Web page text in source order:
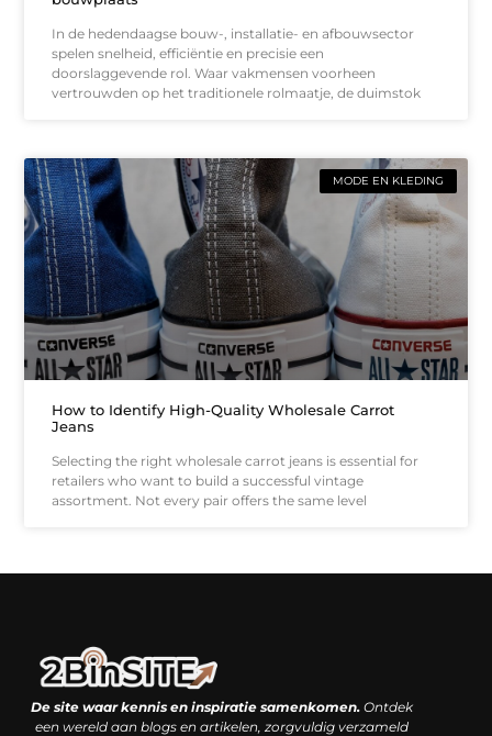
In de hedendaagse bouw-, installatie- en afbouwsector
spelen snelheid, efficiëntie en precisie een
doorslaggevende rol. Waar vakmensen voorheen
vertrouwden op het traditionele rolmaatje, de duimstok
MODE EN KLEDING
How to Identify High-Quality Wholesale Carrot
Jeans
Selecting the right wholesale carrot jeans is essential for
retailers who want to build a successful vintage
assortment. Not every pair offers the same level
De site waar kennis en inspiratie samenkomen.Ontdek
een wereld aan blogs en artikelen, zorgvuldig verzameld